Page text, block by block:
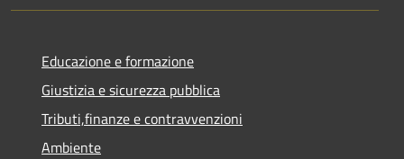
Educazione e formazione
Giustizia e sicurezza pubblica
Tributi,finanze e contravvenzioni
Ambiente